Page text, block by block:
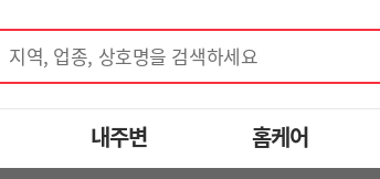
지역, 업종, 상호명을 검색하세요
내주변 홈케어